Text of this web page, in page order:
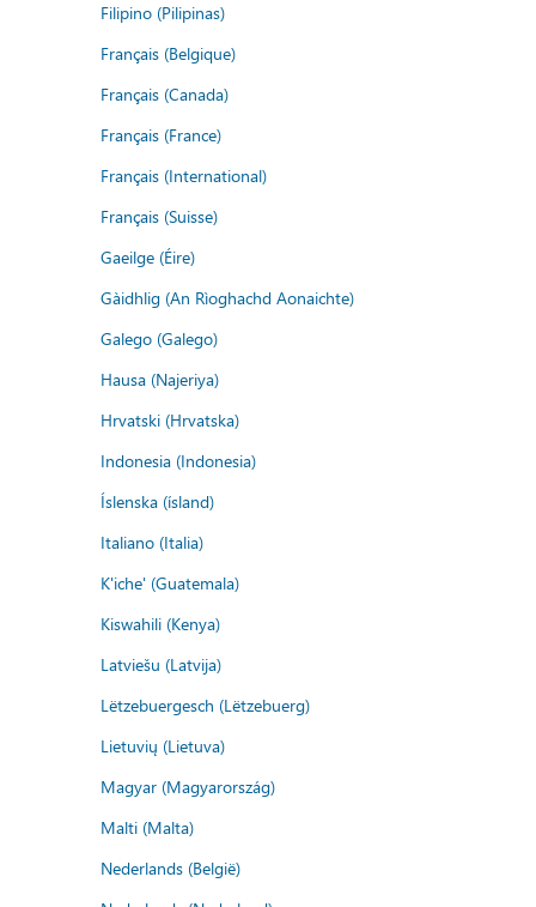
Filipino (Pilipinas)
Français (Belgique)
Français (Canada)
Français (France)
Français (International)
Français (Suisse)
Gaeilge (Éire)
Gàidhlig (An Rìoghachd Aonaichte)
Galego (Galego)
Hausa (Najeriya)
Hrvatski (Hrvatska)
Indonesia (Indonesia)
Íslenska (ísland)
Italiano (Italia)
K'iche' (Guatemala)
Kiswahili (Kenya)
Latviešu (Latvija)
Lëtzebuergesch (Lëtzebuerg)
Lietuvių (Lietuva)
Magyar (Magyarország)
Malti (Malta)
Nederlands (België)